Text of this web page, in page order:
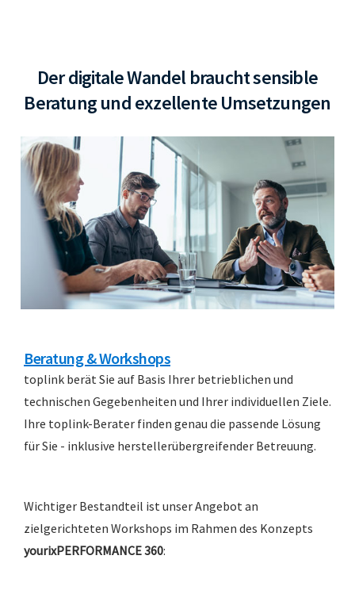
Der digitale Wandel braucht sensible
Beratung und exzellente Umsetzungen
Beratung & Workshops
toplink berät Sie auf Basis Ihrer betrieblichen und
technischen Gegebenheiten und Ihrer individuellen Ziele.
Ihre toplink-Berater finden genau die passende Lösung
für Sie - inklusive herstellerübergreifender Betreuung.
Wichtiger Bestandteil ist unser Angebot an
zielgerichteten Workshops im Rahmen des Konzepts
yourixPERFORMANCE 360: